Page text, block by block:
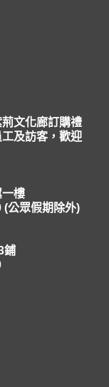
文化廊訂購禮
及訪客，歡迎
樓
(公眾假期除外)
鋪